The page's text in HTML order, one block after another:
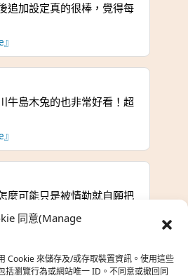
同意(Manage
Cookie 來儲存及/或存取裝置資訊。使用這些
括瀏覽行為或網站唯一 ID。不同意或撤回同
追加設定真的很棒，覺得每
牛島木兔的也非常好看！超
麼可能只是被情勒就自願把